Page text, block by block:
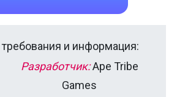
и информация:
Разработчик:Ape Tribe
Games